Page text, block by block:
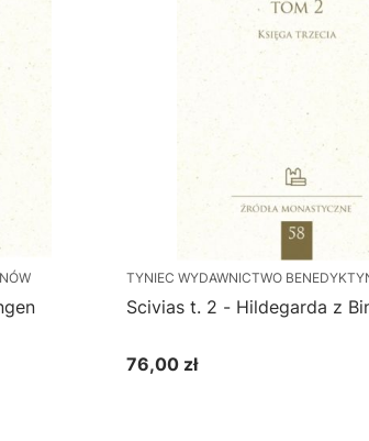
TYNIEC WYDAWNICTWO
Scivias t. 2 - Hildegarda z
Cena
76,00 zł